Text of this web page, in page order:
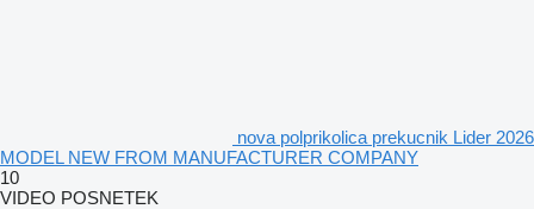
nova polprikolica prekucnik Lider 2026
MODEL NEW FROM MANUFACTURER COMPANY
10
VIDEO POSNETEK